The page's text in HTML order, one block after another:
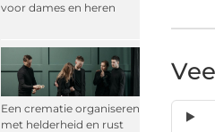
voor dames en heren
Een crematie organiseren
met helderheid en rust